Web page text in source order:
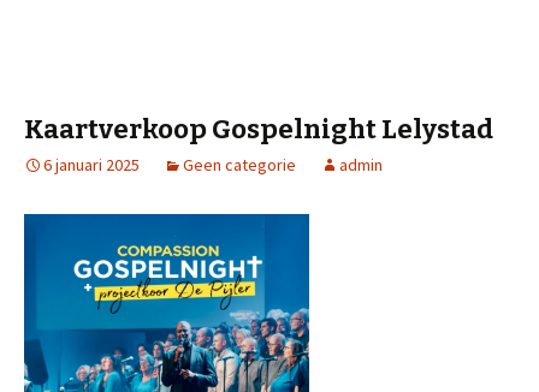
Kaartverkoop Gospelnight Lelystad
6 januari 2025 Geen categorie admin